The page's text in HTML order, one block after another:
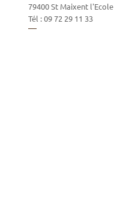
79400St Maixent l'Ecole
Tél :09 72 29 11 33